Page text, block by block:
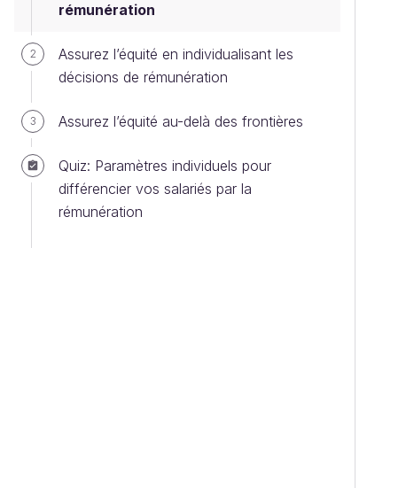
rémunération
2
Assurez l’équité en individualisant les
décisions de rémunération
3 Assurez l’équité au-delà des frontières
Quiz: Paramètres individuels pour
différencier vos salariés par la
rémunération